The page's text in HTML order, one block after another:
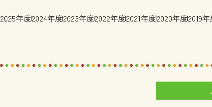
2025年度2024年度2023年度2022年度2021年度2020年度2019